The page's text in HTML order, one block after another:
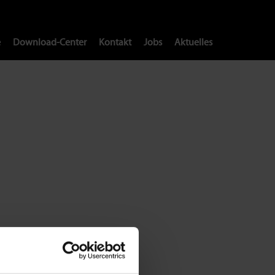
Download-Center Kontakt Jobs Aktuelles